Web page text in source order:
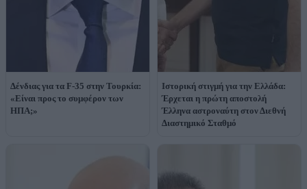
Δένδιας για τα F-35 στην Τουρκία:
«Είναι προς το συμφέρον των
ΗΠΑ;»
Ιστορική στιγμή για την Ελλάδα:
Έρχεται η πρώτη αποστολή
Έλληνα αστροναύτη στον Διεθνή
Διαστημικό Σταθμό